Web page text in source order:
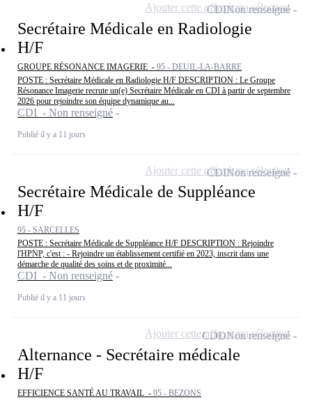
Secrétaire Médicale en Radiologie
H/F
GROUPE RÉSONANCE IMAGERIE - 95 - DEUIL-LA-BARRE
POSTE : Secrétaire Médicale en Radiologie H/F DESCRIPTION : Le Groupe
Résonance Imagerie recrute un(e) Secrétaire Médicale en CDI à partir de septembre
2026 pour rejoindre son équipe dynamique au...
CDI - Non renseigné
Publié il y a 11 jours
CDINon renseigné
Ajouter cette offre à ma sélection
Secrétaire Médicale de Suppléance
H/F
95 - SARCELLES
POSTE : Secrétaire Médicale de Suppléance H/F DESCRIPTION : Rejoindre
l'HPNP, c'est : - Rejoindre un établissement certifié en 2023, inscrit dans une
démarche de qualité des soins et de proximité...
CDI - Non renseigné
Publié il y a 11 jours
CDINon renseigné
Ajouter cette offre à ma sélection
Alternance - Secrétaire médicale
H/F
EFFICIENCE SANTÉ AU TRAVAIL - 95 - BEZONS
CDDNon renseigné
Ajouter cette offre à ma sélection